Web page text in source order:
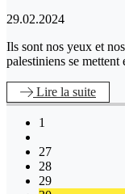
29.02.2024
Ils sont nos yeux et
palestiniens se
Lire la suite
1
27
28
29